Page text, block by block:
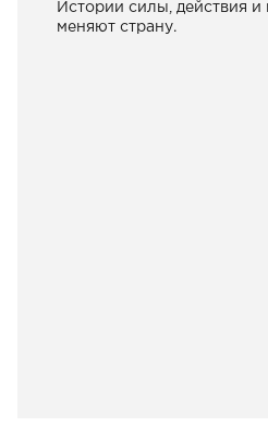
Истории силы, действия и
меняют страну.